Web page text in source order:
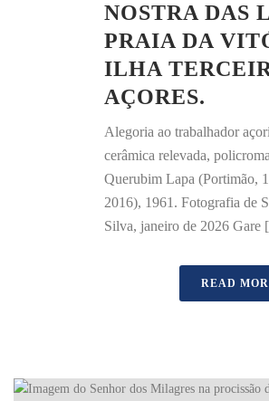
NOSTRA DAS
PRAIA DA
ILHA
AÇORES.
Alegoria ao trabalhador
cerâmica relevada,
Querubim Lapa (Portimão,
2016), 1961. Fotografia de
Silva, janeiro de 2026 Gare
READ